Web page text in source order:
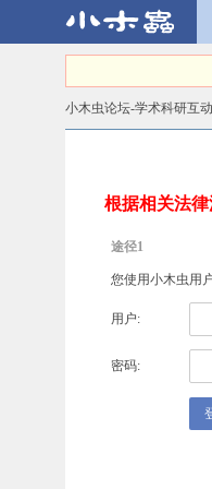
小木虫论坛-学术科研互
根据相关法
途径1
您使用小木虫用
用户:
密码: